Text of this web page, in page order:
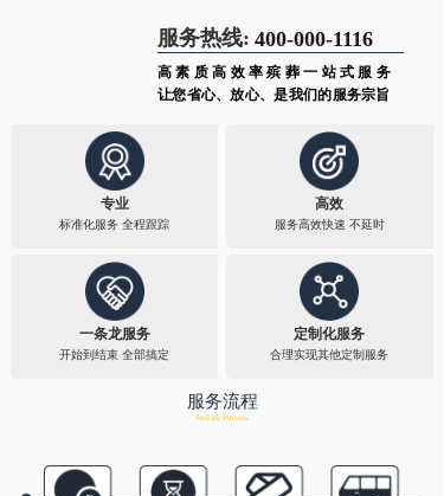
服务热线: 400-000-1116
高素质高效率殡葬一站式服务
让您省心、放心、是我们的服务宗旨
专业
标准化服务 全程跟踪​
高效
服务高效快速 不延时​
一条龙服务
开始到结束 全部搞定
定制化服务
合理实现其他定制服务​
服务流程
Service Process